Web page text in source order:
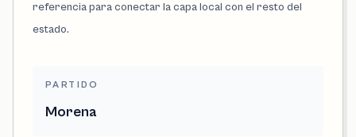
referencia para conectar la capa local con el resto del
estado.
PARTIDO
Morena